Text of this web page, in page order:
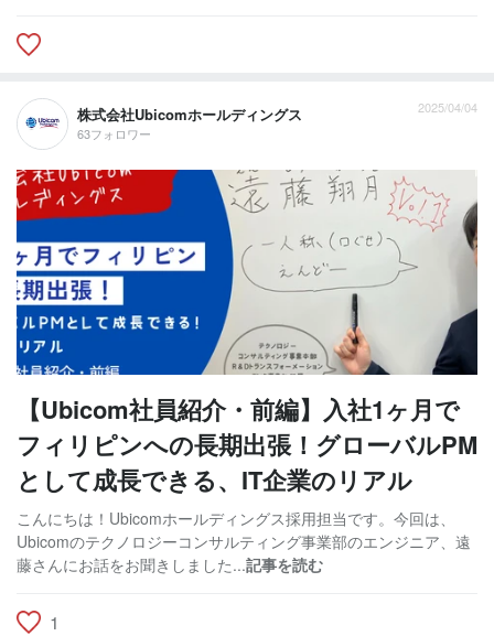
株式会社Ubicomホールディングス
63フォロワー
2025/04/04
【Ubicom社員紹介・前編】入社1ヶ月で
フィリピンへの長期出張！グローバルPM
として成長できる、IT企業のリアル
こんにちは！Ubicomホールディングス採用担当です。今回は、
Ubicomのテクノロジーコンサルティング事業部のエンジニア、遠
藤さんにお話をお聞きしました...記事を読む
1